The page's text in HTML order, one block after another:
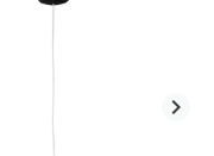
keyboard_arrow_right